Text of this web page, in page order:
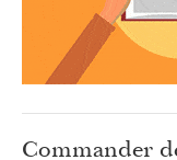
Commander